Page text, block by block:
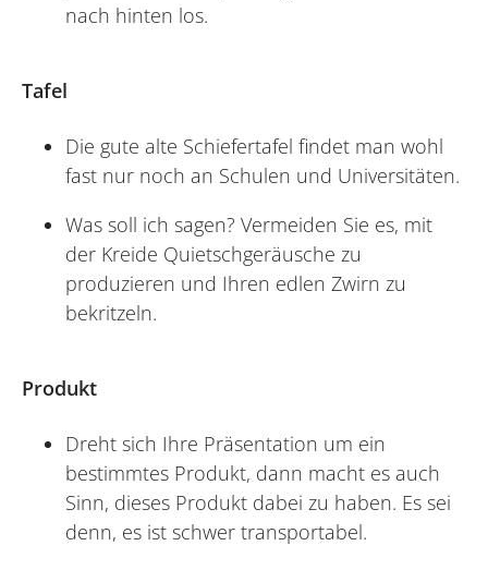
nach hinten los.
Tafel
Die gute alte Schiefertafel findet man wohl
fast nur noch an Schulen und Universitäten.
Was soll ich sagen? Vermeiden Sie es, mit
der Kreide Quietschgeräusche zu
produzieren und Ihren edlen Zwirn zu
bekritzeln.
Produkt
Dreht sich Ihre Präsentation um ein
bestimmtes Produkt, dann macht es auch
Sinn, dieses Produkt dabei zu haben. Es sei
denn, es ist schwer transportabel.